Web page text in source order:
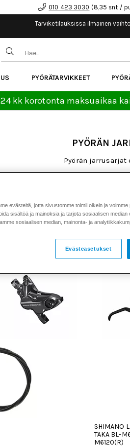
010 423 3030 (8,35 snt /
Tarviketilauksissa ilmainen
PYÖRÄTARVIKKEET
24 kk korotonta maksuaikaa
PYÖRÄN
Pyörän jarrusarjat
ilmaus Jarrukahvat
SHIMANO
TAKA BL-
M6120(R)
evästeitä, jotta sivustomme toimii oikein ja
sisältöä ja mainoksia ja tarjota sosiaalisen
sosiaalisen median, mainonta- ja
Evästeasetukset